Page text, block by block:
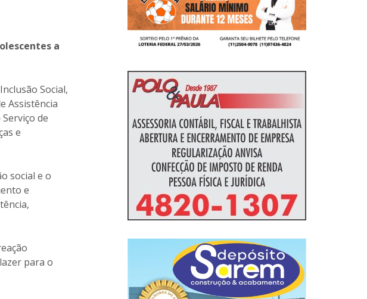
a
Social,
Assistência
de
e
social e o
e
para o